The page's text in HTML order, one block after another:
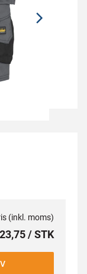
(inkl. moms)
/ STK